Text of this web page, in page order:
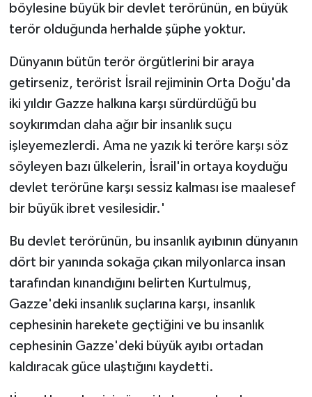
böylesine büyük bir devlet terörünün, en büyük
terör olduğunda herhalde şüphe yoktur.
Dünyanın bütün terör örgütlerini bir araya
getirseniz, terörist İsrail rejiminin Orta Doğu'da
iki yıldır Gazze halkına karşı sürdürdüğü bu
soykırımdan daha ağır bir insanlık suçu
işleyemezlerdi. Ama ne yazık ki teröre karşı söz
söyleyen bazı ülkelerin, İsrail'in ortaya koyduğu
devlet terörüne karşı sessiz kalması ise maalesef
bir büyük ibret vesilesidir.'
Bu devlet terörünün, bu insanlık ayıbının dünyanın
dört bir yanında sokağa çıkan milyonlarca insan
tarafından kınandığını belirten Kurtulmuş,
Gazze'deki insanlık suçlarına karşı, insanlık
cephesinin harekete geçtiğini ve bu insanlık
cephesinin Gazze'deki büyük ayıbı ortadan
kaldıracak güce ulaştığını kaydetti.